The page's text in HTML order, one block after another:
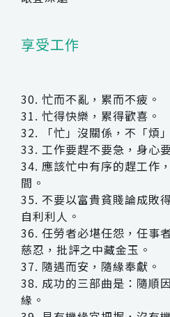
享受工作
30. 忙而不亂，累而不疲。
31. 忙得快樂，累得歡喜。
32. 「忙」沒關係，不「煩
33. 工作要趕不要急，身心
34. 應該忙中有序的趕工作
間。
35. 不要以富貴貧賤論成敗
自利利人。
36. 任勞者必堪任怨，任事
慈忍，批評之中藏金玉。
37. 隨遇而安，隨緣奉獻。
38. 成功的三部曲是：隨順
緣。